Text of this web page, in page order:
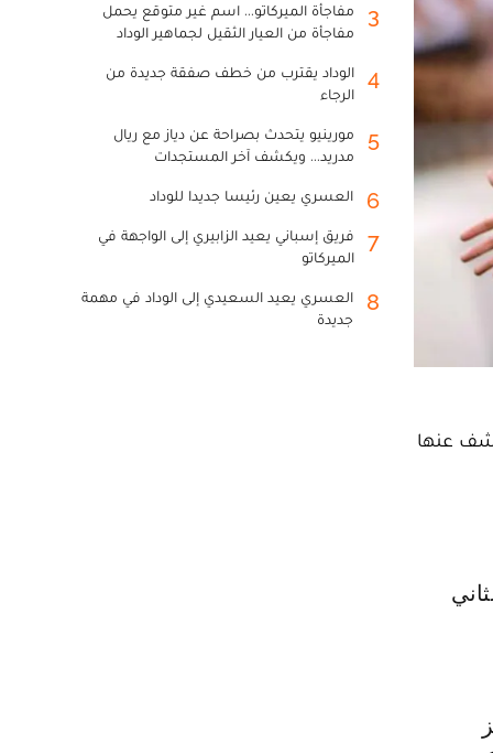
عنها
3
مفاجأة الميركاتو... اسم غير متوقع يحمل
مفاجأة من العيار الثقيل لجماهير الوداد
4
الوداد يقترب من خطف صفقة جديدة من
الرجاء
5
مورينيو يتحدث بصراحة عن دياز مع ريال
مدريد... ويكشف آخر المستجدات
6 العسري يعين رئيسا جديدا للوداد
7
فريق إسباني يعيد الزابيري إلى الواجهة في
الميركاتو
8
العسري يعيد السعيدي إلى الوداد في مهمة
جديدة